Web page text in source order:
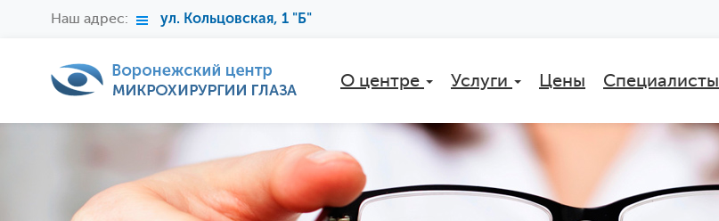
Наш адрес: ул. Кольцовская, 1 "Б"
О центре Услуги Цены Специалисты